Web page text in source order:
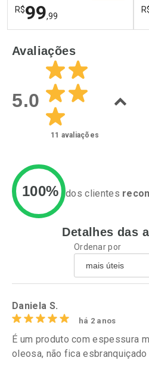
R$99,99
Dermaclub
Por R$ 99,99/cada
Por Menos
Comprar sem Desconto
Avaliações
5.0
11 avaliações
100% dos clientes
Detalhes das
Ordenar por
Daniela S.
há 2 anos
É um produto com espessura
oleosa, não fica